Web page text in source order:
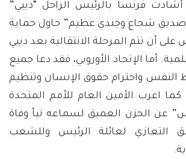
فرنسا بالرئيس الراحل “ديبي”
“صديق شجاع وجندي عظيم” حاول حماية
على أن تتم المرحلة الانتقالية بعد ديبي
أما الإتحاد الأوروبي، فقد دعا جميع
النفس واحترام حقوق الإنسان وتنظيم
كما اعرب الأمين العام للأمم المتحدة
عن الحزن العميق لسماعه نبأ وفاة
التعازي لعائلة الرئيس وللشعب